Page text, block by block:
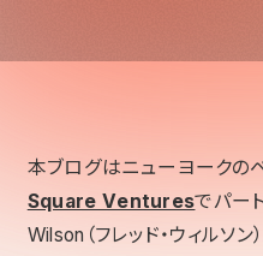
本ブログはニューヨークの
Square Venturesでパー
Wilson（フレッド・ウィルソン